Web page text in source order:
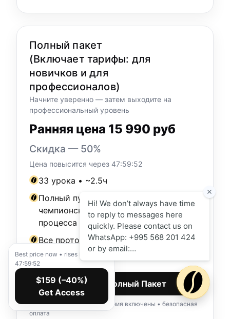
Полный пакет
(Включает тарифы: для
новичков и для
профессионалов)
Начните уверенно — затем выходите на
профессиональный уровень
Ранняя цена 15 990 руб
Скидка — 50%
Цена повысится через 47:59:50
33 урока • ~2.5ч
Полный путь: от базы → к
чемпионскому уровню рабочего
процесса
Все протоколы и чек-листы из обоих
курсов
Получить Полный Пакет
Доступ навсегда • обновления включены • безопасная
оплата
Best price now • rises in
47:59:50
$159 (–40%)
Get Access